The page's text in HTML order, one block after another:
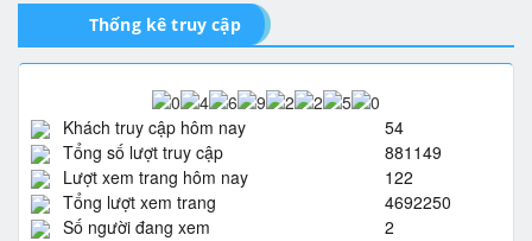
Thống kê truy cập
Khách truy cập hôm nay
54
Tổng số lượt truy cập
881149
Lượt xem trang hôm nay
122
Tổng lượt xem trang
4692250
Số người đang xem
2